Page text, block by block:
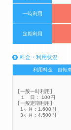
一時利用
定期利用
料金・利用状況
利用料金 自転
【一般一時利用】
１ 日： 100円
【一般定期利用】
1ヶ月：1,600円
3ヶ月：4,500円